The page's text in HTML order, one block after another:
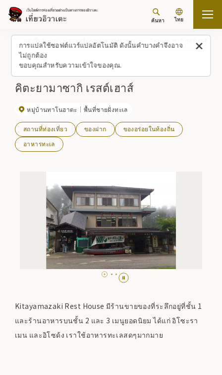
การแปลใช้ซอฟต์แวร์แปลอัตโนมัติ ดังนั้นคำบางคำจึงอาจ
ไม่ถูกต้อง
ขอบคุณสำหรับความเข้าใจของคุณ.
ค้นหา ไทย
กลับขึ้นด้านบน สถานที่/ประสบการณ์ (รายการ)
คิตะยามาซากิ เรสต์เฮาส์
หมู่บ้านทาโนฮาตะ พื้นที่ชายฝั่งทะเล
สถานที่ท่องเที่ยว ของฝาก
ของอร่อยในท้องถิ่น
อาหารทะเล
Kitayamazaki Rest House มีร้านขายของที่ระลึกอยู่ที่ชั้น 1
และร้านอาหารบนชั้น 2 และ 3 เมนูยอดนิยม ได้แก่ อิโซะรา
เมน และอิโซด้ง เราใช้อาหารทะเลสดๆมากมาย